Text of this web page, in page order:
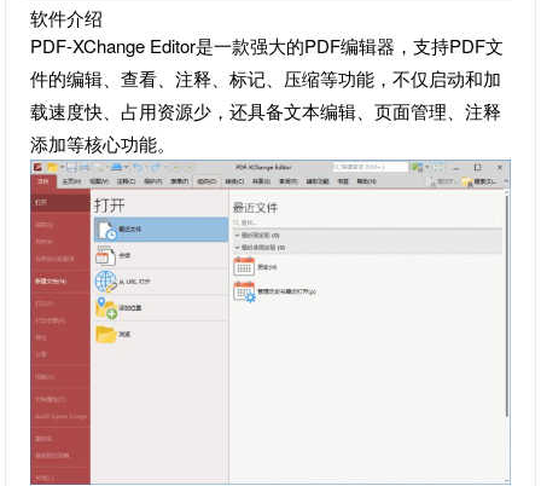
软件介绍
PDF-XChange Editor是一款强大的PDF编辑器，支持PDF文
件的编辑、查看、注释、标记、压缩等功能，不仅启动和加
载速度快、占用资源少，还具备文本编辑、页面管理、注释
添加等核心功能。